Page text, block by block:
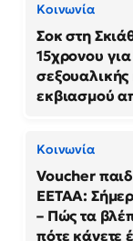
Κοινωνία
Σοκ στη
15χρονου
εκβιασμού
Κοινωνία
Voucher
ΕΕΤΑΑ:
– Πώς τα
πότε κάνετε